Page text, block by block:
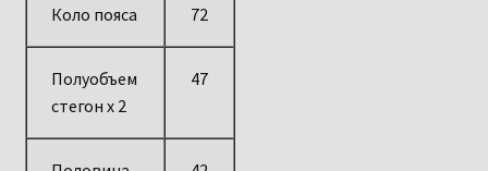
Коло пояса 72
Полуобъем
стегон х 2
47